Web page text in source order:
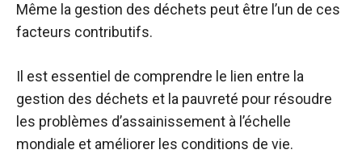
Même la gestion des déchets peut être l’un de ces
facteurs contributifs.
Il est essentiel de comprendre le lien entre la
gestion des déchets et la pauvreté pour résoudre
les problèmes d’assainissement à l’échelle
mondiale et améliorer les conditions de vie.